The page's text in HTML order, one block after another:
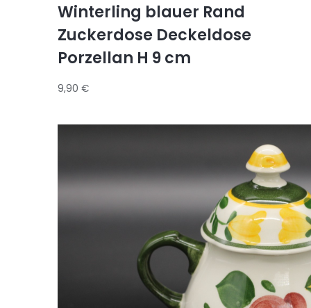
Winterling blauer Rand
Zuckerdose Deckeldose
Porzellan H 9 cm
9,90 €